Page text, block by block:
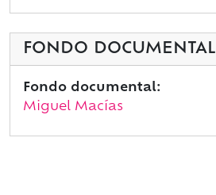
FONDO DOCUMENTAL
Fondo documental:
Miguel Macías